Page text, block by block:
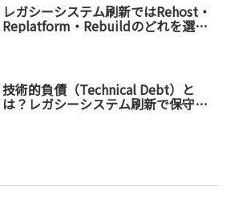
レガシーシステム刷新ではRehost・
Replatform・Rebuildのどれを選ぶ
技術的負債（Technical Debt）と
は？レガシーシステム刷新で保守コ